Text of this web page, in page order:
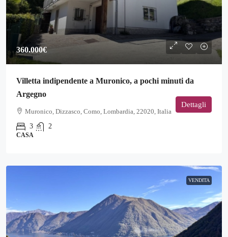
360.000€
Villetta indipendente a Muronico, a pochi minuti da
Argegno
Muronico, Dizzasco, Como, Lombardia, 22020, Italia
3
2
CASA
Dettagli
VENDITA